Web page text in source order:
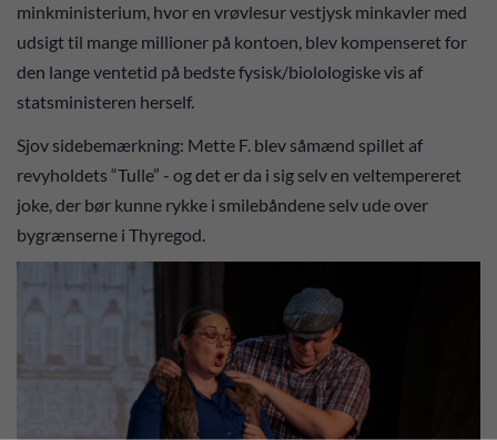
minkministerium, hvor en vrøvlesur vestjysk minkavler med
udsigt til mange millioner på kontoen, blev kompenseret for
den lange ventetid på bedste fysisk/biolologiske vis af
statsministeren herself.
Sjov sidebemærkning: Mette F. blev såmænd spillet af
revyholdets “Tulle” - og det er da i sig selv en veltempereret
joke, der bør kunne rykke i smilebåndene selv ude over
bygrænserne i Thyregod.